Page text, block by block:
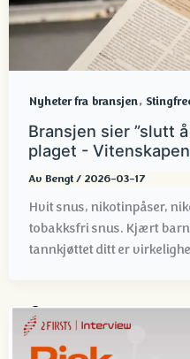
Nyheter fra bransjen,
Bransjen sier ”slutt
plaget -
Av Bengt / 2026-03-17
Hvit snus, nikotinpåser,
tobakksfri snus. Kjært
tannkjøttet ditt er